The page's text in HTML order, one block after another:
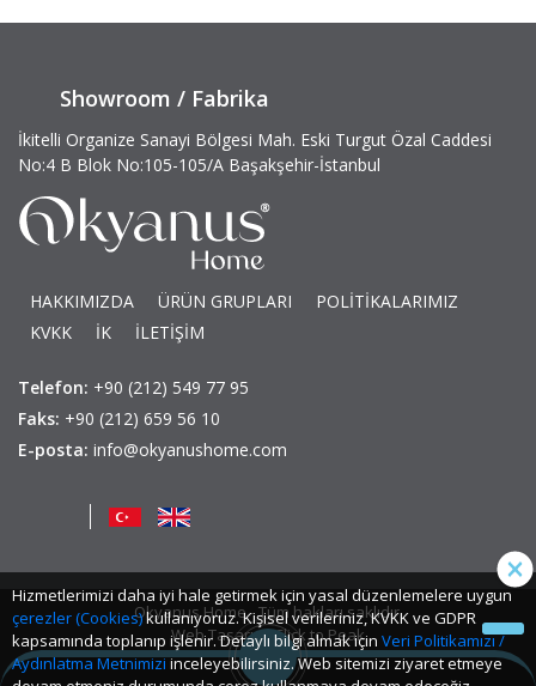
Showroom / Fabrika
İkitelli Organize Sanayi Bölgesi Mah. Eski Turgut Özal Caddesi
No:4 B Blok No:105-105/A Başakşehir-İstanbul
HAKKIMIZDA ÜRÜN GRUPLARI
POLİTİKALARIMIZ
KVKK
İK İLETİŞİM
Telefon: +90 (212) 549 77 95
Faks: +90 (212) 659 56 10
E-posta: info@okyanushome.com
Okyanus Home - Tüm hakları saklıdır.
Web Tasarım: Click to Peak
Hizmetlerimizi daha iyi hale getirmek için yasal düzenlemelere uygun
çerezler (Cookies)kullanıyoruz. Kişisel verileriniz, KVKK ve GDPR
kapsamında toplanıp işlenir. Detaylı bilgi almak için Veri Politikamızı /
Aydınlatma Metnimiziinceleyebilirsiniz. Web sitemizi ziyaret etmeye